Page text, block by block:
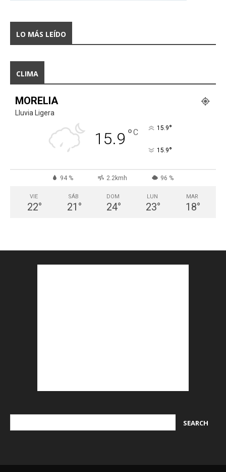
LO MÁS LEÍDO
CLIMA
MORELIA
Lluvia Ligera
15.9 °C 15.9°
15.9°
94 % 2.2kmh 96 %
VIE
22°
SÁB
21 °
DOM
24°
LUN
23°
MAR
18°